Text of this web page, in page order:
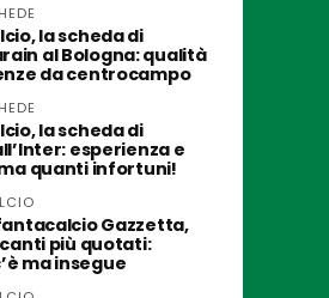
la scheda di
al Bologna: qualità
da centrocampo
la scheda di
esperienza e
quanti infortuni!
Gazzetta,
più quotati:
ma insegue